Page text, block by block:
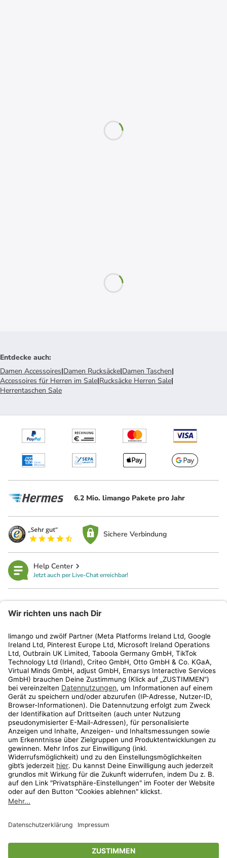
Entdecke auch:
Damen Accessoires|Damen Rucksäcke|Damen Taschen|
Accessoires für Herren im Sale|Rucksäcke Herren Sale|
Herrentaschen Sale
6.2 Mio. limango Pakete pro Jahr
Sichere Verbindung
Help Center
Jetzt auch per Live-Chat erreichbar!
Kundenservice
Shop
Aktionen
Travel